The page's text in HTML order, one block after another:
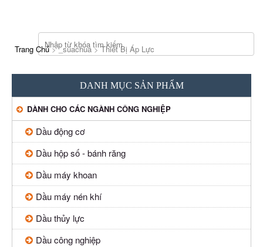
Trang Chủ>_suachua>Thiết Bị Áp Lực
DANH MỤC SẢN PHẨM
DÀNH CHO CÁC NGÀNH CÔNG NGHIỆP
Dầu động cơ
Dầu hộp số - bánh răng
Dầu máy khoan
Dầu máy nén khí
Dầu thủy lực
Dầu công nghiệp